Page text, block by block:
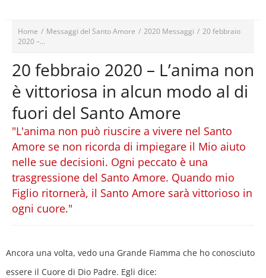
Home / Messaggi del Santo Amore / 2020 Messaggi / 20 febbraio
2020 –...
20 febbraio 2020 – L’anima non
è vittoriosa in alcun modo al di
fuori del Santo Amore
"L'anima non può riuscire a vivere nel Santo
Amore se non ricorda di impiegare il Mio aiuto
nelle sue decisioni. Ogni peccato è una
trasgressione del Santo Amore. Quando mio
Figlio ritornerà, il Santo Amore sarà vittorioso in
ogni cuore."
Ancora una volta, vedo una Grande Fiamma che ho conosciuto
essere il Cuore di Dio Padre. Egli dice: